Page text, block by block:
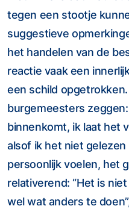
tegen een stootje
suggestieve
het handelen van de
reactie vaak een
een schild
burgemeesters
binnenkomt, ik laat het
alsof ik het niet gelezen
persoonlijk voelen, het
relativerend: “Het is
wel wat anders te